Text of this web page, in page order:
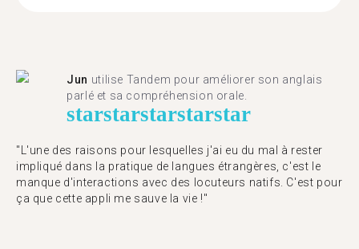
Jun utilise Tandem pour améliorer son anglais
parlé et sa compréhension orale.
starstarstarstarstar
"L'une des raisons pour lesquelles j'ai eu du mal à rester
impliqué dans la pratique de langues étrangères, c'est le
manque d'interactions avec des locuteurs natifs. C'est pour
ça que cette appli me sauve la vie !"